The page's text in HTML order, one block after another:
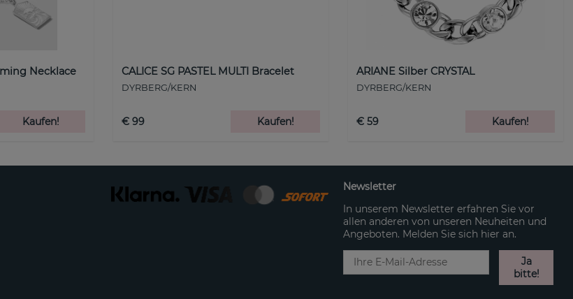
Necklace
Kaufen!
CALICE SG PASTEL MULTI Bracelet
DYRBERG/KERN
€ 99 Kaufen!
ARIANE Silber CRYSTAL
DYRBERG/KERN
€ 59 Kaufen!
Newsletter
In unserem Newsletter erfahren Sie vor
allen anderen von unseren Neuheiten und
Angeboten. Melden Sie sich hier an.
Ja
bitte!